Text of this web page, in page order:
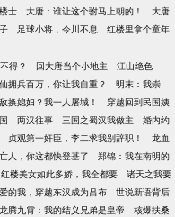
士 大唐：谁让这个驸马上朝的！
大唐
足球小将，今川不息
红楼里拿个童年
得？ 回大唐当个小地主
江山绝色
拥兵百万，你让我自重？
明末：我崇
换媳妇？我一人屠城！
穿越回到民国姨
两汉往事 三国之蜀汉我做主
婚内约
贞观第一奸臣，李二求我别辞职！
龙血
人，你这都快登基了
郑锦：我在南明的
红楼美女如此多娇，我全都要
诸天之我要
的我，穿越东汉成为吕布
世说新语背后
龙腾九霄：我的结义兄弟是皇帝
核爆扶桑